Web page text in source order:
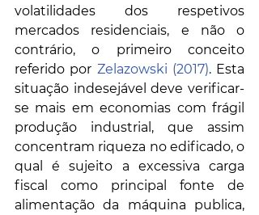
volatilidades dos respetivos
mercados residenciais, e não o
contrário, o primeiro conceito
referido por Zelazowski (2017). Esta
situação indesejável deve verificar-
se mais em economias com frágil
produção industrial, que assim
concentram riqueza no edificado, o
qual é sujeito a excessiva carga
fiscal como principal fonte de
alimentação da máquina publica,